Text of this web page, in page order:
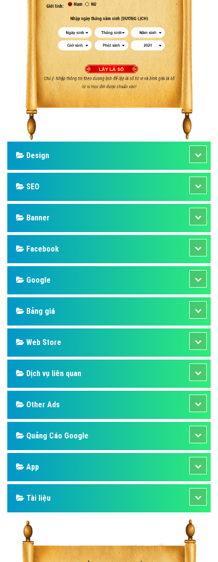
Design
SEO
Banner
Facebook
Google
Bảng giá
Web Store
Dịch vụ liên quan
Other Ads
Quảng Cáo Google
App
Tài liệu